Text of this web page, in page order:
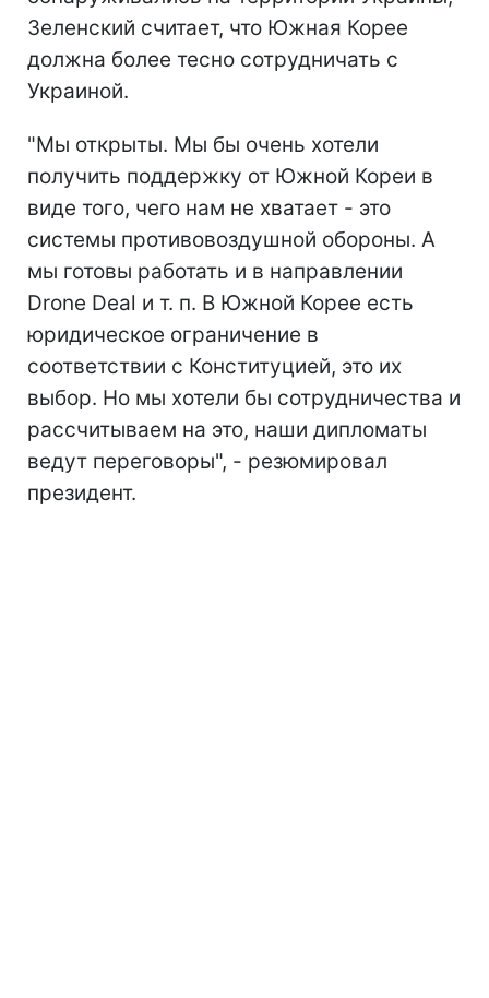
Зеленский считает, что Южная Корее
должна более тесно сотрудничать с
Украиной.
"Мы открыты. Мы бы очень хотели
получить поддержку от Южной Кореи в
виде того, чего нам не хватает - это
системы противовоздушной обороны. А
мы готовы работать и в направлении
Drone Deal и т. п. В Южной Корее есть
юридическое ограничение в
соответствии с Конституцией, это их
выбор. Но мы хотели бы сотрудничества и
рассчитываем на это, наши дипломаты
ведут переговоры", - резюмировал
президент.